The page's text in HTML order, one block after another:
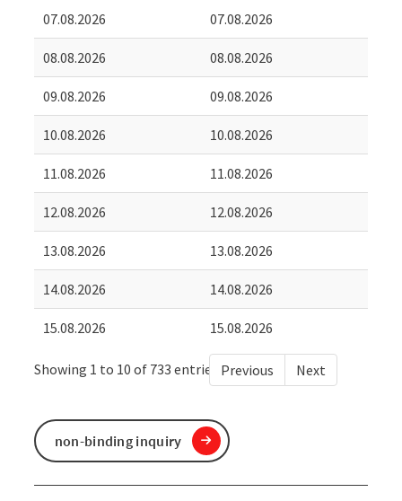
07.08.2026 07.08.2026
08.08.2026 08.08.2026
09.08.2026 09.08.2026
10.08.2026 10.08.2026
11.08.2026 11.08.2026
12.08.2026 12.08.2026
13.08.2026 13.08.2026
14.08.2026 14.08.2026
15.08.2026 15.08.2026
Showing 1 to 10 of 733 entries Previous Next
non-binding inquiry